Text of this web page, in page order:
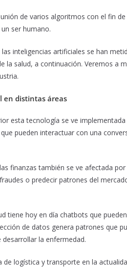
de varios algoritmos con el fin
ser humano.
inteligencias artificiales se han
la salud, a continuación. Veremos a
en distintas áreas
esta tecnología se ve
pueden interactuar con una
finanzas también se ve afectada
o predecir patrones del
tiene hoy en día chatbots que
de datos genera patrones que
la enfermedad.
de logística y transporte en la